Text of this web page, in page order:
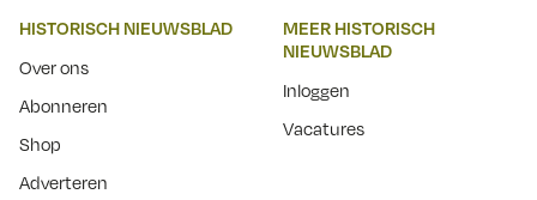
HISTORISCH NIEUWSBLAD
Over ons
Abonneren
Shop
Adverteren
MEER HISTORISCH
NIEUWSBLAD
Inloggen
Vacatures